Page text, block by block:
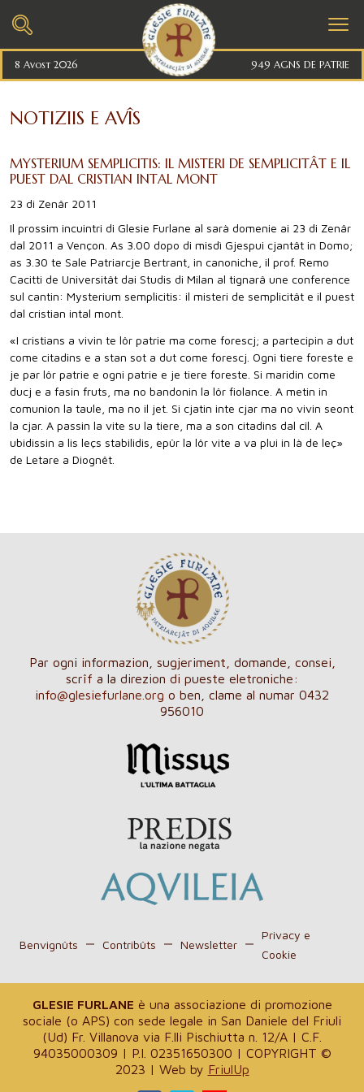
8 Avost 2026 949 AGNS DE PATRIE
NOTIZIIS E AVÎS
MYSTERIUM SEMPLICITIS: IL MISTERI DE SEMPLICITÂT E IL
PUEST DAL CRISTIAN INTAL MONT
23 di Zenâr 2011
Il prossim incuintri di Glesie Furlane al sarà domenie ai 23 di Zenâr
dal 2011 a Vençon. As 3.00 dopo di misdì Gjespui cjantât in Domo;
as 3.30 te Sale Patriarcje Bertrant, in canoniche, il prof. Remo
Cacitti de Universitât dai Studis di Milan al tignarâ une conference
sul cantin: Mysterium semplicitis: il misteri de semplicitât e il puest
dal cristian intal mont.
«I cristians a vivin te lôr patrie ma come forescj; a partecipin a dut
come citadins e a stan sot a dut come forescj. Ogni tiere foreste e
je par lôr patrie e ogni patrie e je tiere foreste. Si maridin come
ducj e a fasin fruts, ma no bandonin la lôr fiolance. A metin in
comunion la taule, ma no il jet. Si cjatin inte cjar ma no vivin seont
la cjar. A passin la vite su la tiere, ma a son citadins dal cîl. A
ubidissin a lis leçs stabilidis, epûr la lôr vite a va plui in là de leç»
de Letare a Diognêt.
Par ogni informazion, sugjeriment, domande, consei,
scrîf a la direzion di pueste eletroniche:
info@glesiefurlane.org o ben, clame al numar 0432
956010
Benvignûts Contribûts Newsletter
Privacy e
Cookie
GLESIE FURLANE è una associazione di promozione
sociale (o APS) con sede legale in San Daniele del Friuli
(Ud) Fr. Villanova via F.lli Pischiutta n. 12/A | C.F.
94035000309 | P.I. 02351650300 | COPYRIGHT ©
2023 | Web by FriulUp